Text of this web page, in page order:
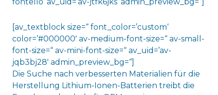
[av_textblock size=“ font_color=’custom‘
color=’#000000′ av-medium-font-size=“ av-small-
font-size=“ av-mini-font-size=“ av_uid=’av-
jqb3bj28′ admin_preview_bg=“]
Die Suche nach verbesserten Materialien für die
Herstellung Lithium-Ionen-Batterien treibt die